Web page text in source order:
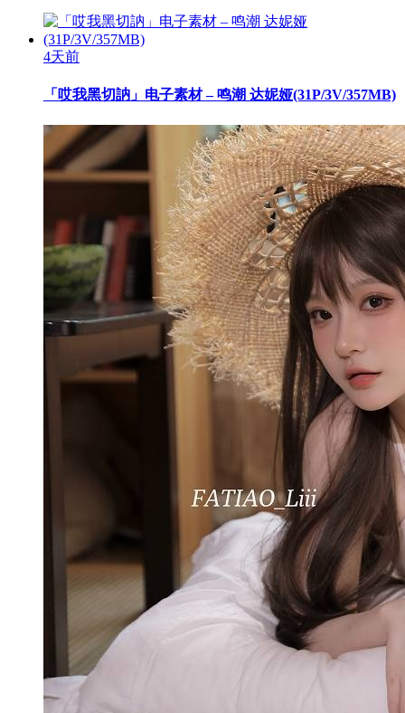
4天前
「哎我黑切訥」电子素材 – 鸣潮 达妮娅(31P/3V/357MB)